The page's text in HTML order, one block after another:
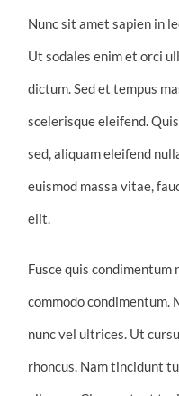
Nunc sit amet sapien in
Ut sodales enim et orci
dictum. Sed et tempus
scelerisque eleifend.
sed, aliquam eleifend
euismod massa vitae,
elit.
Fusce quis condimentum
commodo condimentum.
nunc vel ultrices. Ut
rhoncus. Nam tincidunt